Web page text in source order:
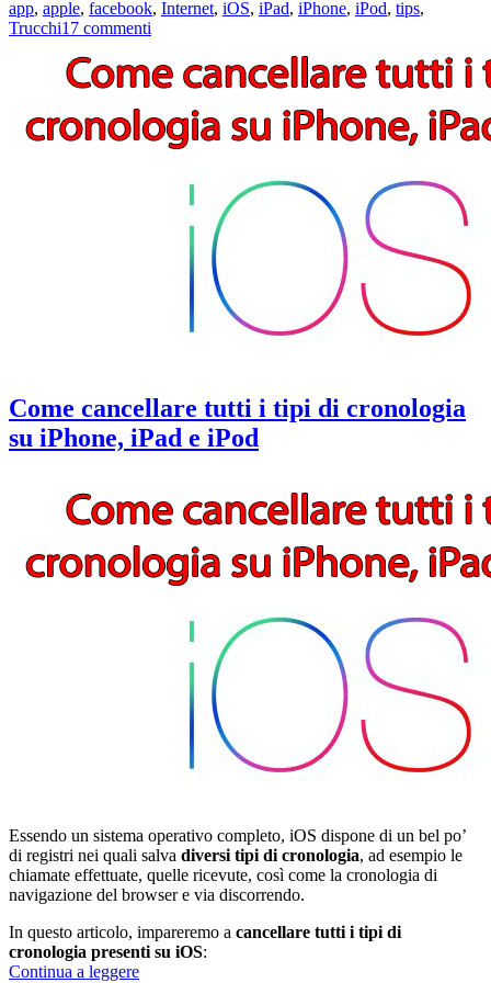
amici
alla
Facebook
in
Android
e
iOS
app, apple, facebook, Internet, iOS, iPad, iPhone, iPod, tips,
Trucchi17 commenti
aggiungere
(e
rimuovere)
amici
alla
Facebook
Android
Come cancellare tutti i tipi di cronologia
su iPhone, iPad e iPod
Essendo un sistema operativo completo, iOS dispone di un bel po’
di registri nei quali salva diversi tipi di cronologia, ad esempio le
chiamate effettuate, quelle ricevute, così come la cronologia di
navigazione del browser e via discorrendo.
In questo articolo, impareremo a cancellare tutti i tipi di
cronologia presenti su iOS:
Continua a leggereCome